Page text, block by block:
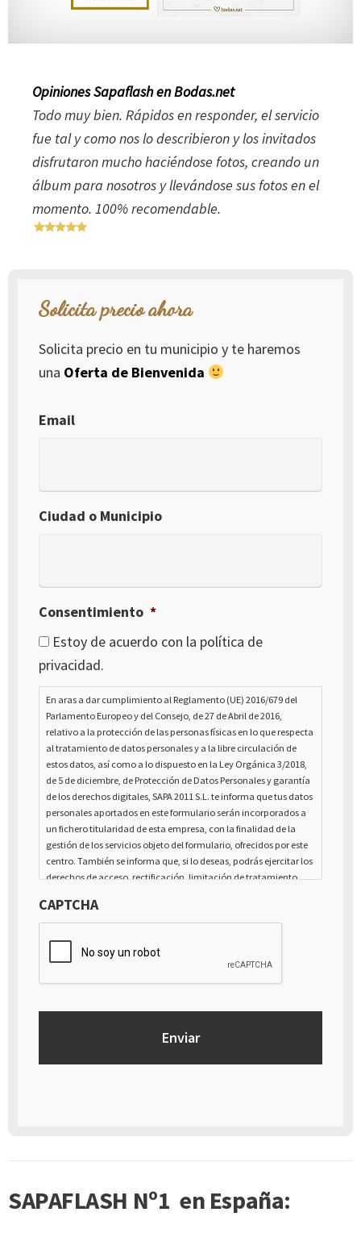
Opiniones Sapaflash en Bodas.net
Todo muy bien. Rápidos en responder, el servicio
fue tal y como nos lo describieron y los invitados
disfrutaron mucho haciéndose fotos, creando un
álbum para nosotros y llevándose sus fotos en el
momento. 100% recomendable.
Solicita precio ahora
Solicita precio en tu municipio y te haremos
una Oferta de Bienvenida
Email
Ciudad o Municipio
Consentimiento *
Estoy de acuerdo con la política de
privacidad.
En aras a dar cumplimiento al Reglamento (UE) 2016/679 del
Parlamento Europeo y del Consejo, de 27 de Abril de 2016,
relativo a la protección de las personas físicas en lo que respecta
al tratamiento de datos personales y a la libre circulación de
estos datos, así como a lo dispuesto en la Ley Orgánica 3/2018,
de 5 de diciembre, de Protección de Datos Personales y garantía
de los derechos digitales, SAPA 2011 S.L. te informa que tus datos
personales aportados en este formulario serán incorporados a
un fichero titularidad de esta empresa, con la finalidad de la
gestión de los servicios objeto del formulario, ofrecidos por este
centro. También se informa que, si lo deseas, podrás ejercitar los
derechos de acceso, rectificación, limitación de tratamiento,
de carácter personal, así como a la retirada del consentimiento
prestado para el tratamiento de los mismos, mediante escrito
dirigido a la dirección Calle Italia núm. 1 Alfaz del Pí (03580),
Alicante - España
CAPTCHA
SAPAFLASH Nº1 en España: